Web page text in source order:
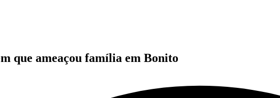
que ameaçou família em Bonito